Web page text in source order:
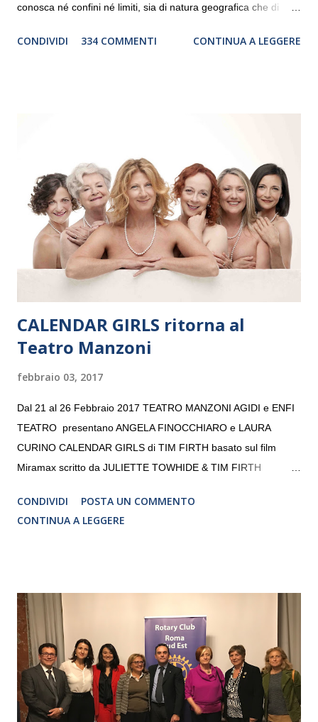
conosca né confini né limiti, sia di natura geografica che di
debutterà il 10 settembre a Heiden, in Germania, e toccherà, in
“Settembre dell’Accademia” dove si esibirà per il secondo anno
consecutivo. Il pubblico milanese avrà il piacere di applaudire i
giovani artisti della Baltic Sea Youth Philharmonic per la quarta
volta. L’orchestra, fondata nel 2008 da Kristjan Järvi (affiancato
da un prestigioso consiglio di consulent...
CONDIVIDI 334 COMMENTI CONTINUA A LEGGERE
CALENDAR GIRLS ritorna al
Teatro Manzoni
febbraio 03, 2017
Dal 21 al 26 Febbraio 2017 TEATRO MANZONI AGIDI e ENFI
TEATRO presentano ANGELA FINOCCHIARO e LAURA
CURINO CALENDAR GIRLS di TIM FIRTH basato sul film
Miramax scritto da JULIETTE TOWHIDE & TIM FIRTH
CRISTINA PEZZOLI
CONDIVIDI
POSTA UN COMMENTO
CONTINUA A LEGGERE